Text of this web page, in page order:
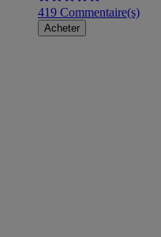
419 Commentaire(s)
Acheter